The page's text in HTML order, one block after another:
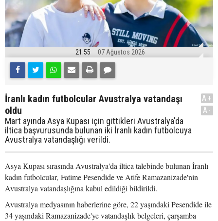
21:55 07 Ağustos 2026
İranlı kadın futbolcular Avustralya vatandaşı
oldu
Mart ayında Asya Kupası için gittikleri Avustralya'da
iltica başvurusunda bulunan iki İranlı kadın futbolcuya
Avustralya vatandaşlığı verildi.
A+
A-
Asya Kupası sırasında Avustralya'da iltica talebinde bulunan İranlı
kadın futbolcular, Fatime Pesendide ve Atife Ramazanizade'nin
Avustralya vatandaşlığına kabul edildiği bildirildi.
Avustralya medyasının haberlerine göre, 22 yaşındaki Pesendide ile
34 yaşındaki Ramazanizade'ye vatandaşlık belgeleri, çarşamba